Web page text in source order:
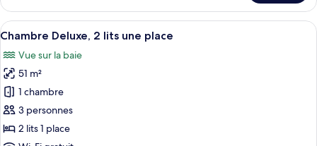
lits
une
place
le
type
de
Chambre
Deluxe,
lits
une
place
Afficher
toutes
les
photos
pour
ce
type
de
Une chambre d’hôtel avec vue sur
13
Chambre Deluxe, 2 lits une place
Vue sur la baie
51 m²
1 chambre
3 personnes
2 lits 1 place